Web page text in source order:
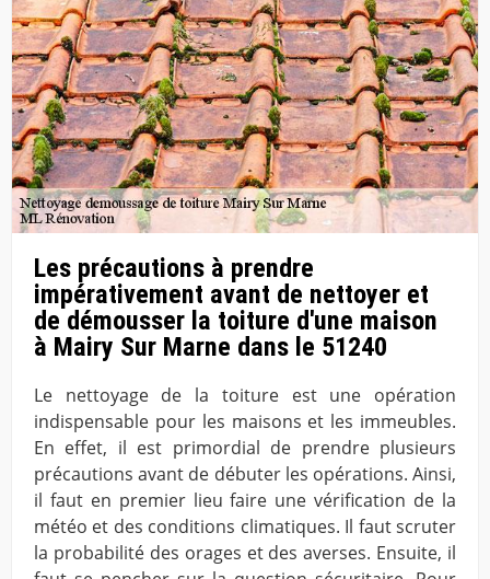
Les précautions à prendre
impérativement avant de nettoyer et
de démousser la toiture d'une maison
à Mairy Sur Marne dans le 51240
Le nettoyage de la toiture est une opération
indispensable pour les maisons et les immeubles.
En effet, il est primordial de prendre plusieurs
précautions avant de débuter les opérations. Ainsi,
il faut en premier lieu faire une vérification de la
météo et des conditions climatiques. Il faut scruter
la probabilité des orages et des averses. Ensuite, il